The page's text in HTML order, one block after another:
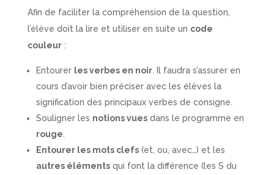
Afin de faciliter la compréhension de la question,
l’élève doit la lire et utiliser en suite un code
couleur:
Entourer les verbes en noir. Il faudra s’assurer en
cours d’avoir bien préciser avec les élèves la
signification des principaux verbes de consigne.
Souligner les notions vuesdans le programme en
rouge
Entourer les mots clefs(et, ou, avec…) et les
autres élémentsqui font la différence (les S du